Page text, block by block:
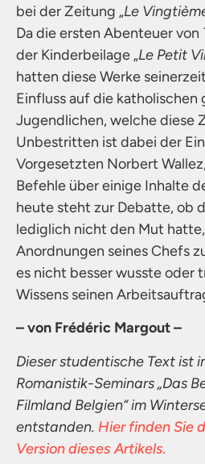
bei der Zeitung „Le
Da die ersten Abenteuer von
der Kinderbeilage „Le Petit
hatten diese Werke
Einfluss auf die
Jugendlichen, welche diese
Unbestritten ist dabei der
Vorgesetzten Norbert
Befehle über einige Inhalte
heute steht zur Debatte, ob
lediglich nicht den Mut
Anordnungen seines Chefs
es nicht besser wusste oder
Wissens seinen
– von Frédéric Margout –
Dieser studentische Text ist
Romanistik-Seminars „Das
Filmland Belgien“ im
entstanden. Hier finden Sie
Version dieses Artikels.